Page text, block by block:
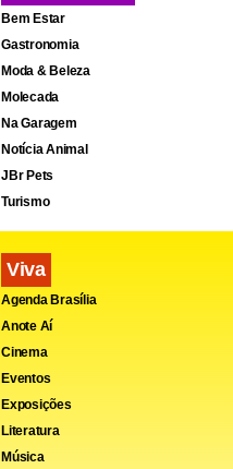
Bem Estar
Gastronomia
Moda & Beleza
Molecada
Na Garagem
Notícia Animal
JBr Pets
Turismo
Viva
Agenda Brasília
Anote Aí
Cinema
Eventos
Exposições
Literatura
Música